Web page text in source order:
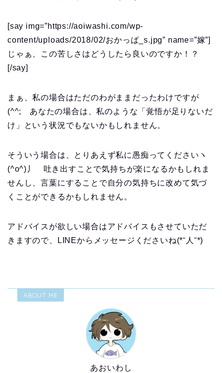
[say img=”https://aoiwashi.com/wp-
content/uploads/2018/02/おかっぱ_s.jpg” name=”嫁”]
じゃぁ、この苦しさはどうしたら良いのですか！？
[/say]
まぁ、私の場合はただのわがままだったわけですが
(^^; あなたの場合は、私のような「覚悟が足りないだ
け」という状況でもないかもしれません。
そういう場合は、とりあえず私に愚痴ってくださいヽ
(^o^)丿 吐き出すことで気持ちが楽になるかもしれま
せんし、言葉にすることで自分の気持ちに改めて気づ
くことができるかもしれません。
アドバイスが欲しい場合はアドバイスもさせていただ
きますので、LINEからメッセージくださいね(*˘人˘*)
ABOUT ME
あおいわし